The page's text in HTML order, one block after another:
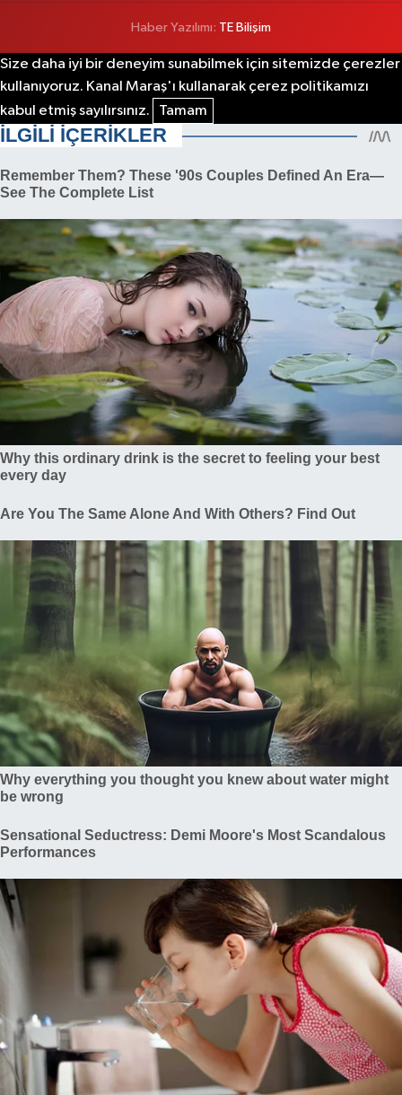
Haber Yazılımı: TE Bilişim
Size daha iyi bir deneyim sunabilmek için sitemizde çerezler
kullanıyoruz. Kanal Maraş'ı kullanarak çerez politikamızı
kabul etmiş sayılırsınız.
Tamam